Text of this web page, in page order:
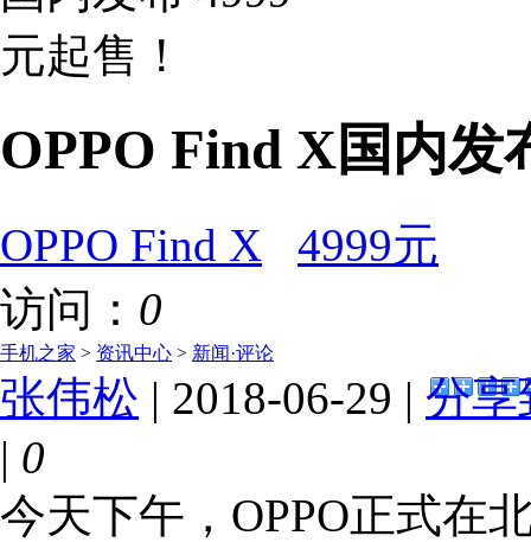
OPPO Find X国内发
OPPO Find X
4999元
访问： 0
手机之家 > 资讯中心 > 新闻·评论
张伟松 | 2018-06-29 | 分享
| 0
今天下午，OPPO正式在